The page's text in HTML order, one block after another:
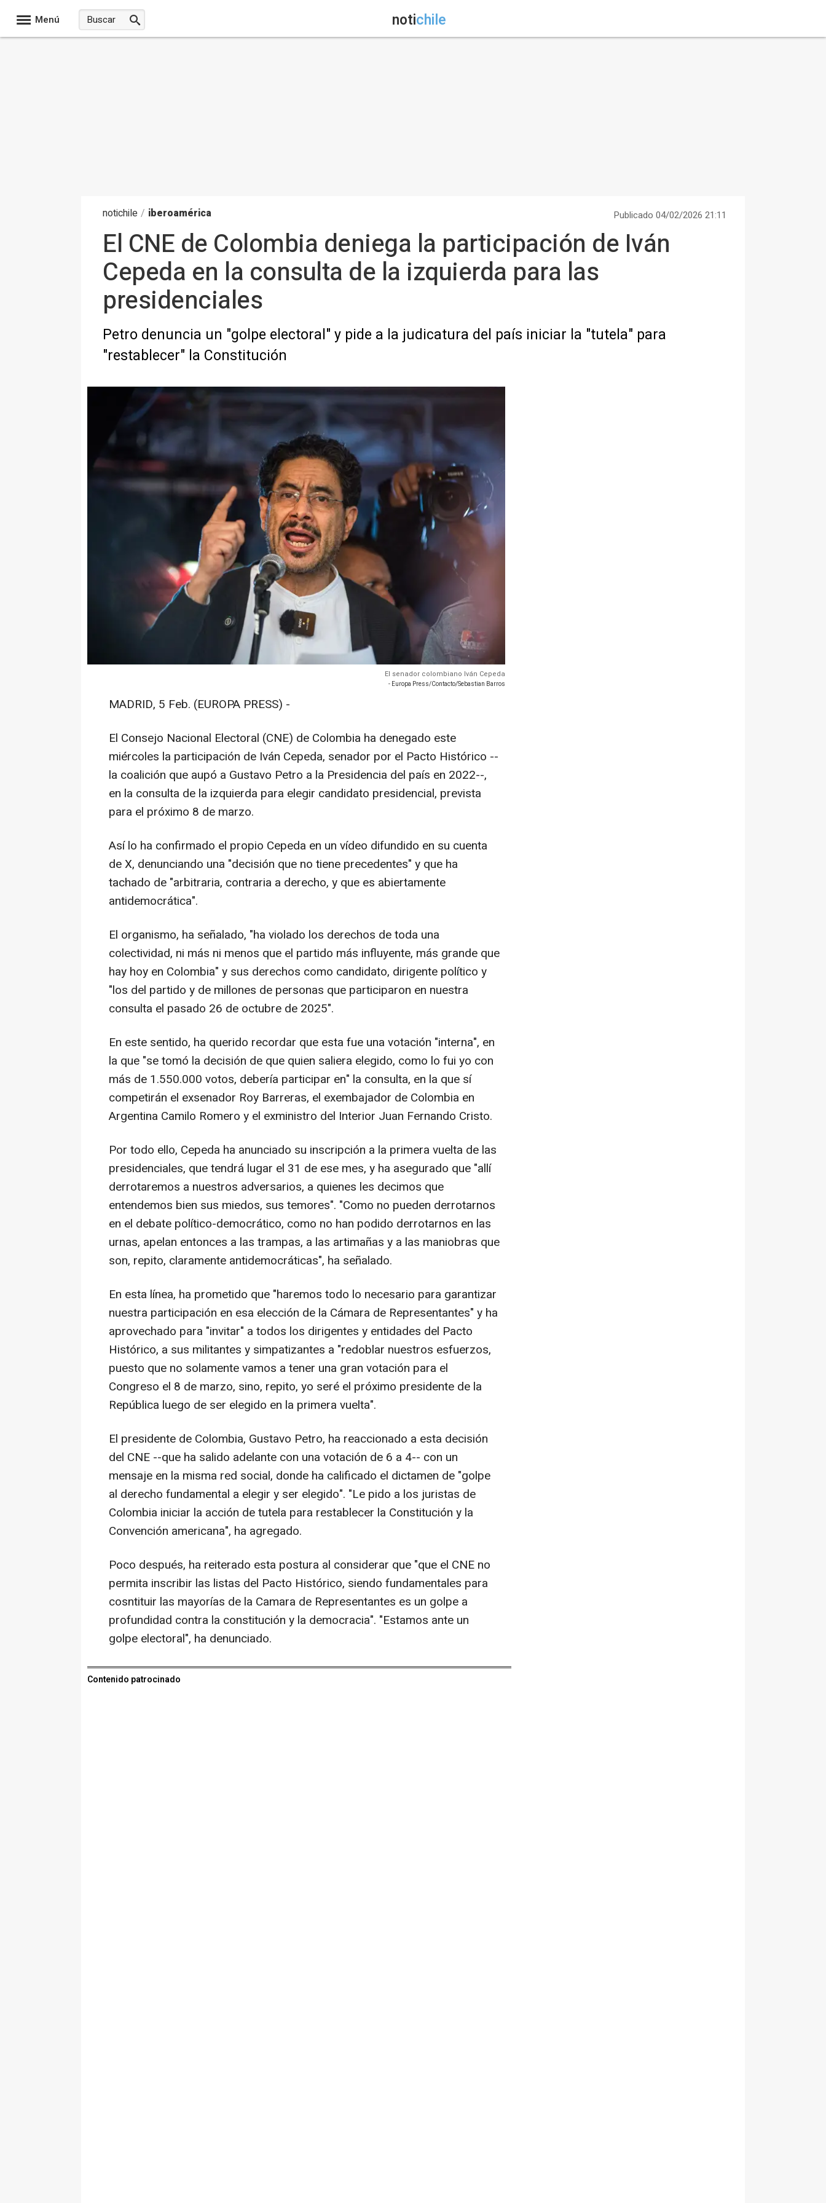
Menú notichile
notichile / iberoamérica Publicado 04/02/2026 21:11
El CNE de Colombia deniega la participación de Iván
Cepeda en la consulta de la izquierda para las
presidenciales
Petro denuncia un "golpe electoral" y pide a la judicatura del país iniciar la "tutela" para
"restablecer" la Constitución
El senador colombiano Iván Cepeda
- Europa Press/Contacto/Sebastian Barros
MADRID, 5 Feb. (EUROPA PRESS) -
El Consejo Nacional Electoral (CNE) de Colombia ha denegado este
miércoles la participación de Iván Cepeda, senador por el Pacto Histórico --
la coalición que aupó a Gustavo Petro a la Presidencia del país en 2022--,
en la consulta de la izquierda para elegir candidato presidencial, prevista
para el próximo 8 de marzo.
Así lo ha confirmado el propio Cepeda en un vídeo difundido en su cuenta
de X, denunciando una "decisión que no tiene precedentes" y que ha
tachado de "arbitraria, contraria a derecho, y que es abiertamente
antidemocrática".
El organismo, ha señalado, "ha violado los derechos de toda una
colectividad, ni más ni menos que el partido más influyente, más grande que
hay hoy en Colombia" y sus derechos como candidato, dirigente político y
"los del partido y de millones de personas que participaron en nuestra
consulta el pasado 26 de octubre de 2025".
En este sentido, ha querido recordar que esta fue una votación "interna", en
la que "se tomó la decisión de que quien saliera elegido, como lo fui yo con
más de 1.550.000 votos, debería participar en" la consulta, en la que sí
competirán el exsenador Roy Barreras, el exembajador de Colombia en
Argentina Camilo Romero y el exministro del Interior Juan Fernando Cristo.
Por todo ello, Cepeda ha anunciado su inscripción a la primera vuelta de las
presidenciales, que tendrá lugar el 31 de ese mes, y ha asegurado que "allí
derrotaremos a nuestros adversarios, a quienes les decimos que
entendemos bien sus miedos, sus temores". "Como no pueden derrotarnos
en el debate político-democrático, como no han podido derrotarnos en las
urnas, apelan entonces a las trampas, a las artimañas y a las maniobras que
son, repito, claramente antidemocráticas", ha señalado.
En esta línea, ha prometido que "haremos todo lo necesario para garantizar
nuestra participación en esa elección de la Cámara de Representantes" y ha
aprovechado para "invitar" a todos los dirigentes y entidades del Pacto
Histórico, a sus militantes y simpatizantes a "redoblar nuestros esfuerzos,
puesto que no solamente vamos a tener una gran votación para el
Congreso el 8 de marzo, sino, repito, yo seré el próximo presidente de la
República luego de ser elegido en la primera vuelta".
El presidente de Colombia, Gustavo Petro, ha reaccionado a esta decisión
del CNE --que ha salido adelante con una votación de 6 a 4-- con un
mensaje en la misma red social, donde ha calificado el dictamen de "golpe
al derecho fundamental a elegir y ser elegido". "Le pido a los juristas de
Colombia iniciar la acción de tutela para restablecer la Constitución y la
Convención americana", ha agregado.
Poco después, ha reiterado esta postura al considerar que "que el CNE no
permita inscribir las listas del Pacto Histórico, siendo fundamentales para
cosntituir las mayorías de la Camara de Representantes es un golpe a
profundidad contra la constitución y la democracia". "Estamos ante un
golpe electoral", ha denunciado.
Contenido patrocinado